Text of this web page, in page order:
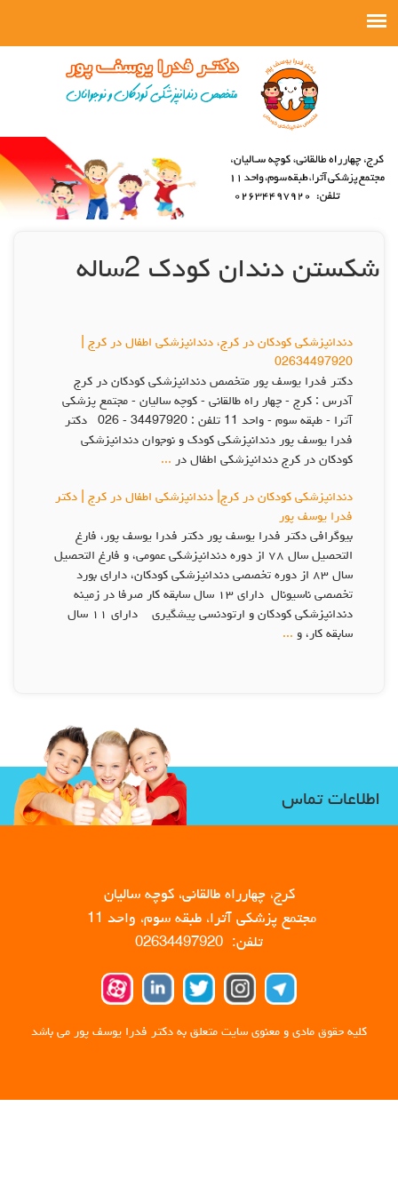
شکستن دندان کودک 2ساله
دندانپزشکی کودکان در کرج، دندانپزشکی اطفال در کرج |
02634497920
دکتر فدرا یوسف پور متخصص دندانپزشکی کودکان در کرج
آدرس : کرج - چهار راه طالقانی - کوچه سالیان - مجتمع پزشکی
آترا - طبقه سوم - واحد 11 تلفن : 34497920 - 026 دكتر
فدرا يوسف پور دندانپزشکی کودک و نوجوان دندانپزشکی
کودکان در کرج دندانپزشکی اطفال در ...
دندانپزشکی کودکان در کرج| دندانپزشکی اطفال در کرج | دكتر
فدرا يوسف پور
بیوگرافی دکتر فدرا یوسف پور دكتر فدرا يوسف پور، فارغ
التحصيل سال ٧٨ از دوره دندانپزشكى عمومى، و فارغ التحصيل
سال ٨٣ از دوره تخصصى دندانپزشكى كودكان، داراى بورد
تخصصى ناسيونال داراى ١٣ سال سابقه كار صرفا در زمينه
دندانپزشكى كودكان و ارتودنسى پيشگيرى داراى ١١ سال
سابقه كار، و ...
اطلاعات تماس
کرج، چهارراه طالقانی، کوچه سالیان
مجتمع پزشکی آترا، طبقه سوم، واحد 11
تلفن: 02634497920
کلیه حقوق مادی و معنوی سایت متعلق به دکتر فدرا یوسف پور می باشد